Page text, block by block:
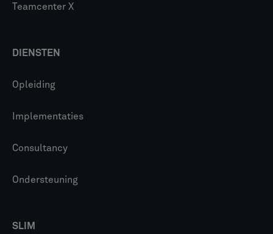
Teamcenter X
DIENSTEN
Opleiding
Implementaties
Consultancy
Ondersteuning
SLIM